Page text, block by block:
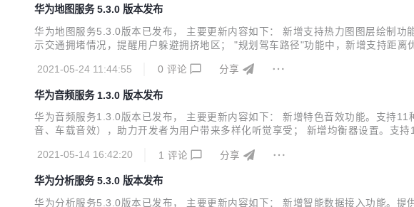
华为地图服务 5.3.0 版本发布
华为地图服务5.3.0版本已发布， 主要更新内容如下： 新增支持热力图图层绘制
示交通拥堵情况，提醒用户躲避拥挤地区； "规划驾车路径"功能中，新增支持距
2021-05-24 11:44:55
0 评论 分享
华为音频服务 1.3.0 版本发布
华为音频服务1.3.0版本已发布， 主要更新内容如下： 新增特色音效功能。支持
音、车载音效），助力开发者为用户带来多样化听觉享受； 新增均衡器设置。支
2021-05-14 16:42:20 1 评论 分享
华为分析服务 5.3.0 版本发布
华为分析服务5.3.0版本已发布， 主要更新内容如下： 新增智能数据接入功能。